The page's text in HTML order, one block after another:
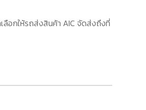
ลือกให้รถส่งสินค้า AIC จัดส่งถึงที่